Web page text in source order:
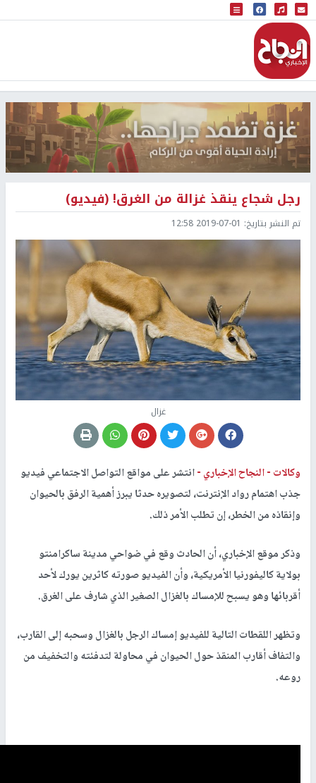
البث المباشر
إذاعة النجاح
رجل شجاع ينقذ غزالة من الغرق! (فيديو)
تم النشر بتاريخ: 2019-07-01 12:58
غزال
وكالات -النجاح الإخباري -انتشر على مواقع التواصل الاجتماعي فيديو
جذب اهتمام رواد الإنترنت، لتصويره حدثا يبرز أهمية الرفق بالحيوان
وإنقاذه من الخطر، إن تطلب الأمر ذلك.
وذكر موقع الإخباري، أن الحادث وقع في ضواحي مدينة ساكرامنتو
بولاية كاليفورنيا الأمريكية، وأن الفيديو صورته كاثرين يورك لأحد
أقربائها وهو يسبح للإمساك بالغزال الصغير الذي شارف على الغرق.
وتظهر اللقطات التالية للفيديو إمساك الرجل بالغزال وسحبه إلى القارب،
والتفاف أقارب المنقذ حول الحيوان في محاولة لتدفئته والتخفيف من
روعه.